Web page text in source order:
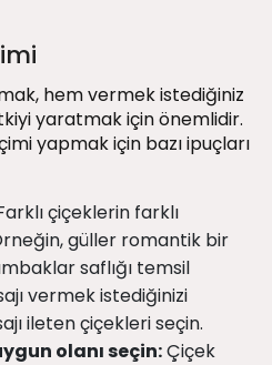
hem vermek istediğiniz
yaratmak için önemlidir.
yapmak için bazı ipuçları
çiçeklerin farklı
güller romantik bir
saflığı temsil
vermek istediğinizi
ileten çiçekleri seçin.
olanı seçin:Çiçek